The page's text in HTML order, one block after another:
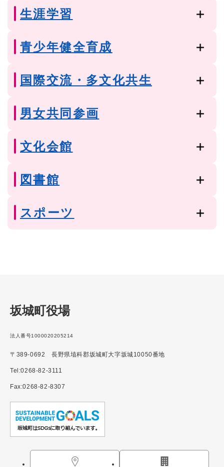
生涯学習
青少年健全育成
国際交流・多文化共生
男女共同参画
文化会館
図書館
スポーツ
坂城町役場
法人番号1000020205214
〒389-0692 長野県埴科郡坂城町大字坂城10050番地
Tel:0268-82-3111
Fax:0268-82-8307